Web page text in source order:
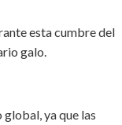
esta cumbre del
galo.
ya que las